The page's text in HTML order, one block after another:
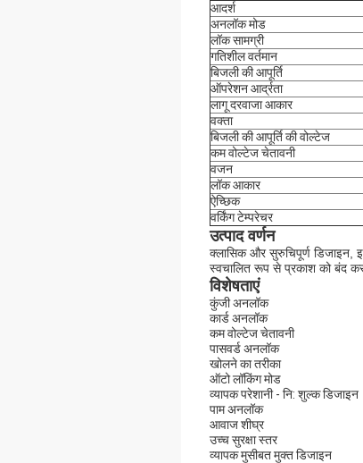
आदर्श
अनलॉक मोड
लॉक सामग्री
गतिशील वर्तमान
बिजली की आपूर्ति
ऑपरेशन आर्द्रता
लागू दरवाजा आकार
वक्ता
बिजली की आपूर्ति की वोल्टेज
कम वोल्टेज चेतावनी
वजन
लॉक आकार
ऐच्छिक
वर्किंग टेम्परेचर
उत्पाद वर्णन
क्लासिक और सुरुचिपूर्ण डिजाइन,
स्वचालित रूप से प्रकाश को बंद
विशेषताएं
कुंजी अनलॉक
कार्ड अनलॉक
कम वोल्टेज चेतावनी
पासवर्ड अनलॉक
खोलने का तरीका
ऑटो लॉकिंग मोड
व्यापक परेशानी - नि: शुल्क डिजाइन
पाम अनलॉक
आवाज शीघ्र
उच्च सुरक्षा स्तर
व्यापक मुसीबत मुक्त डिजाइन